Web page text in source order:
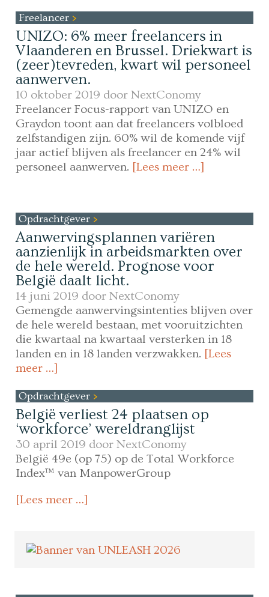
Freelancer
UNIZO: 6% meer freelancers in
Vlaanderen en Brussel. Driekwart is
(zeer)tevreden, kwart wil personeel
aanwerven.
10 oktober 2019 doorNextConomy
Freelancer Focus-rapport van UNIZO en
Graydon toont aan dat freelancers volbloed
zelfstandigen zijn. 60% wil de komende vijf
jaar actief blijven als freelancer en 24% wil
personeel aanwerven. [Lees meer …]
Opdrachtgever
Aanwervingsplannen variëren
aanzienlijk in arbeidsmarkten over
de hele wereld. Prognose voor
België daalt licht.
14 juni 2019 doorNextConomy
Gemengde aanwervingsintenties blijven over
de hele wereld bestaan, met vooruitzichten
die kwartaal na kwartaal versterken in 18
landen en in 18 landen verzwakken. [Lees
meer …]
Opdrachtgever
België verliest 24 plaatsen op
‘workforce’ wereldranglijst
30 april 2019 doorNextConomy
België 49e (op 75) op de Total Workforce
Index™ van ManpowerGroup
[Lees meer …]